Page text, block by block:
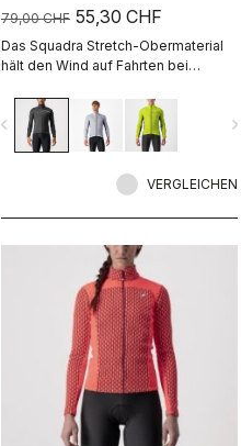
79,00 CHF 55,30 CHF
Das Squadra Stretch-Obermaterial
hält den Wind auf Fahrten bei
Abfahrten ab, während die
Stretcheinsätze dafür sorgen, dass
die Jacke eng am Körper anliegt und
navigate_before
VERGLEICHEN